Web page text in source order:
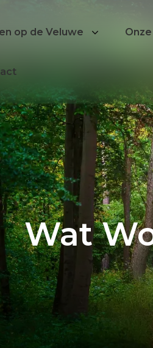
op de Veluwe
verkopen
is mijn woning waard?
instellen
Wat